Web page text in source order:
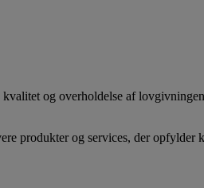
og overholdelse af
produkter og services, der opfylder